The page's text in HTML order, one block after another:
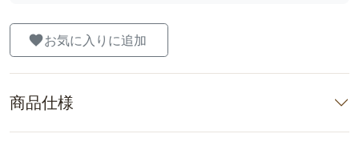
お気に入りに追加
商品仕様